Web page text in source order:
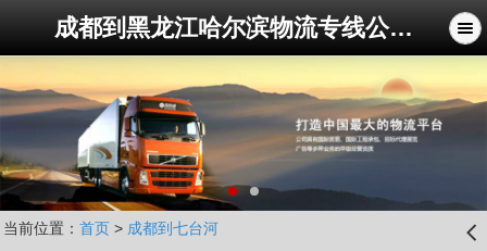
成都到黑龙江哈尔滨物流专线公司-四川元邦物流公司
当前位置： 首页> 成都到七台河 󰊒